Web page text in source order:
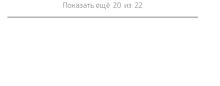
Показать ещё 20 из 22